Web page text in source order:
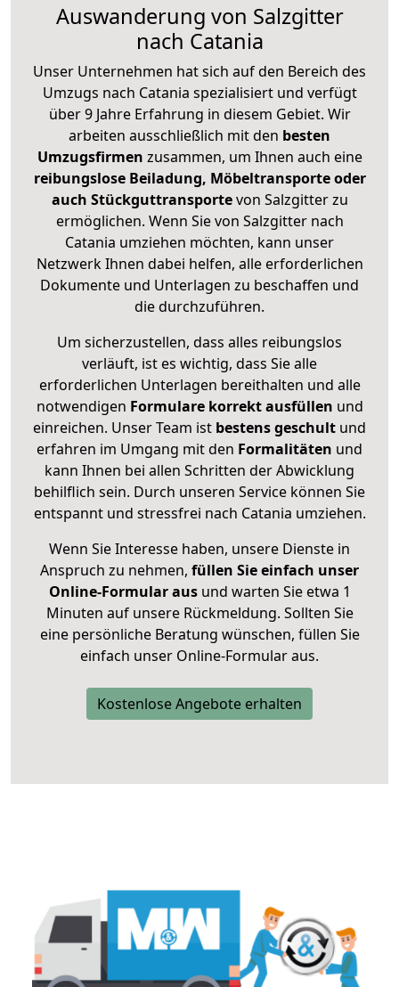
Auswanderung von Salzgitter
nach Catania
Unser Unternehmen hat sich auf den Bereich des
Umzugs nach Catania spezialisiert und verfügt
über 9 Jahre Erfahrung in diesem Gebiet. Wir
arbeiten ausschließlich mit den besten
Umzugsfirmen zusammen, um Ihnen auch eine
reibungslose Beiladung, Möbeltransporte oder
auch Stückguttransportevon Salzgitter zu
ermöglichen. Wenn Sie von Salzgitter nach
Catania umziehen möchten, kann unser
Netzwerk Ihnen dabei helfen, alle erforderlichen
Dokumente und Unterlagen zu beschaffen und
die durchzuführen.
Um sicherzustellen, dass alles reibungslos
verläuft, ist es wichtig, dass Sie alle
erforderlichen Unterlagen bereithalten und alle
notwendigen Formulare korrekt ausfüllen und
einreichen. Unser Team ist bestens geschult und
erfahren im Umgang mit den Formalitäten und
kann Ihnen bei allen Schritten der Abwicklung
behilflich sein. Durch unseren Service können Sie
entspannt und stressfrei nach Catania umziehen.
Wenn Sie Interesse haben, unsere Dienste in
Anspruch zu nehmen, füllen Sie einfach unser
Online-Formular ausund warten Sie etwa 1
Minuten auf unsere Rückmeldung. Sollten Sie
eine persönliche Beratung wünschen, füllen Sie
einfach unser Online-Formular aus.
Kostenlose Angebote erhalten